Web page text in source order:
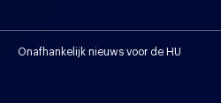
Onafhankelijk nieuws voor de HU